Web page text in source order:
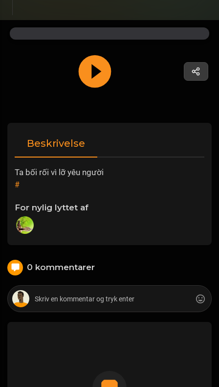
Beskrivelse
Ta bối rối vì lỡ yêu người
#
For nylig lyttet af
0 kommentarer